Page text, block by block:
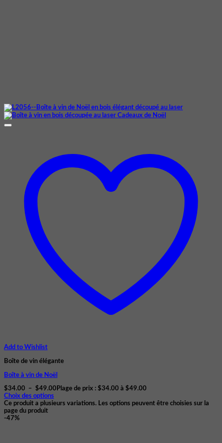
Add to Wishlist
Boîte de vin élégante
Boîte à vin de Noël
$34.00 – $49.00 Plage de prix : $34.00 à $49.00
Choix des options
Ce produit a plusieurs variations. Les options peuvent être choisies sur la
page du produit
-47%